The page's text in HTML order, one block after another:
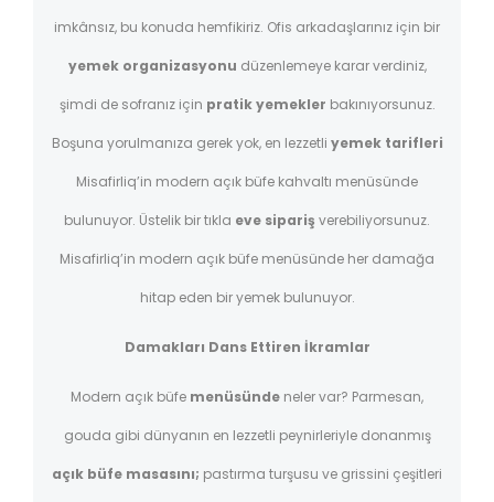
imkânsız, bu konuda hemfikiriz. Ofis arkadaşlarınız için bir
yemek organizasyonu düzenlemeye karar verdiniz,
şimdi de sofranız için pratik yemekler bakınıyorsunuz.
Boşuna yorulmanıza gerek yok, en lezzetli yemek tarifleri
Misafirliq’in modern açık büfe kahvaltı menüsünde
bulunuyor. Üstelik bir tıkla eve sipariş verebiliyorsunuz.
Misafirliq’in modern açık büfe menüsünde her damağa
hitap eden bir yemek bulunuyor.
Damakları Dans Ettiren İkramlar
Modern açık büfe menüsünde neler var? Parmesan,
gouda gibi dünyanın en lezzetli peynirleriyle donanmış
açık büfe masasını; pastırma turşusu ve grissini çeşitleri